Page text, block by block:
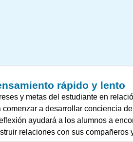
rápido y lento
y metas del estudiante en
a desarrollar conciencia
ayudará a los alumnos a
relaciones con sus compañeros